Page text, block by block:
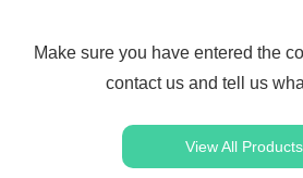
Make sure you have entered the
contact us and tell us
View All Products